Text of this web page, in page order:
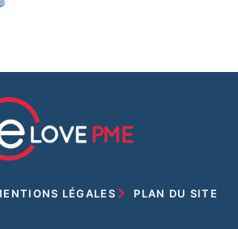
LÉGALES PLAN DU SITE